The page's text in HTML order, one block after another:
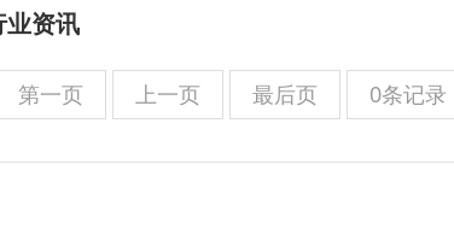
业资讯
第一页 上一页 最后页 0条记录